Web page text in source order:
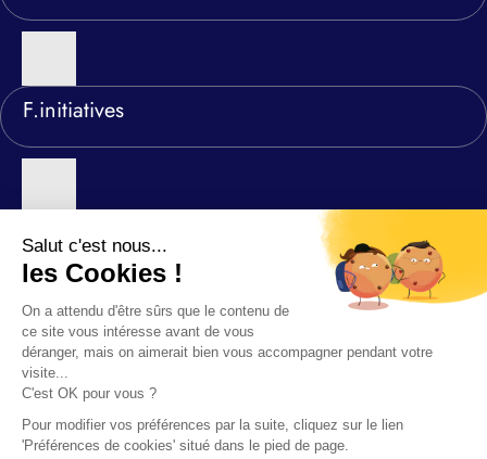
F.initiatives
Nos agences
©2026 F-INITIATIVES
Politique de confidentialité relative au site F.initiatives